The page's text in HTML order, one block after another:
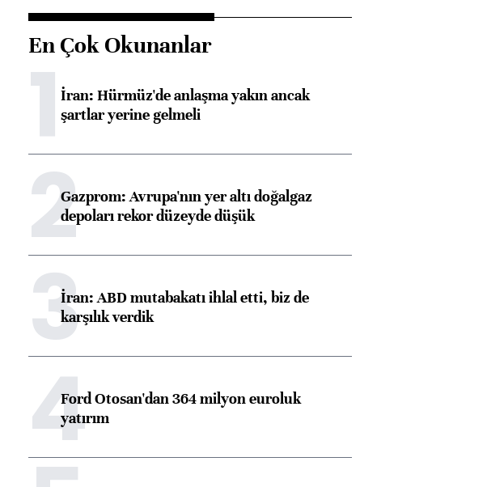
En Çok Okunanlar
1İran: Hürmüz'de anlaşma yakın ancak
şartlar yerine gelmeli
2Gazprom: Avrupa'nın yer altı doğalgaz
depoları rekor düzeyde düşük
3İran: ABD mutabakatı ihlal etti, biz de
karşılık verdik
4Ford Otosan'dan 364 milyon euroluk
yatırım